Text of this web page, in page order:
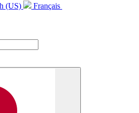
(US) Français